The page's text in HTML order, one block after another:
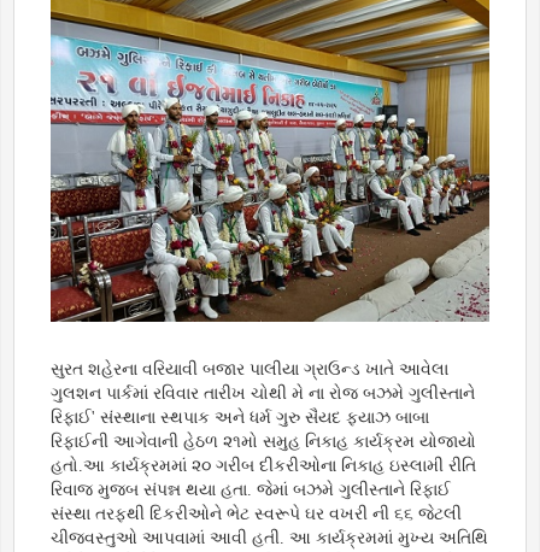
સુરત શહેરના વરિયાવી બજાર પાલીયા ગ્રાઉન્ડ ખાતે આવેલા
ગુલશન પાર્કમાં રવિવાર તારીખ ચોથી મે ના રોજ બઝમે ગુલીસ્તાને
રિફાઈ' સંસ્થાના સ્થપાક અને ધર્મ ગુરુ સૈયદ ફયાઝ બાબા
રિફાઈની આગેવાની હેઠળ ૨૧મો સમુહ નિકાહ કાર્યક્રમ યોજાયો
હતો.આ કાર્યક્રમમાં ૨૦ ગરીબ દીકરીઓના નિકાહ ઇસ્લામી રીતિ
રિવાજ મુજબ સંપન્ન થયા હતા. જેમાં બઝમે ગુલીસ્તાને રિફાઈ
સંસ્થા તરફથી દિકરીઓને ભેટ સ્વરૂપે ઘર વખરી ની ૬૬ જેટલી
ચીજવસ્તુઓ આપવામાં આવી હતી. આ કાર્યક્રમમાં મુખ્ય અતિથિ